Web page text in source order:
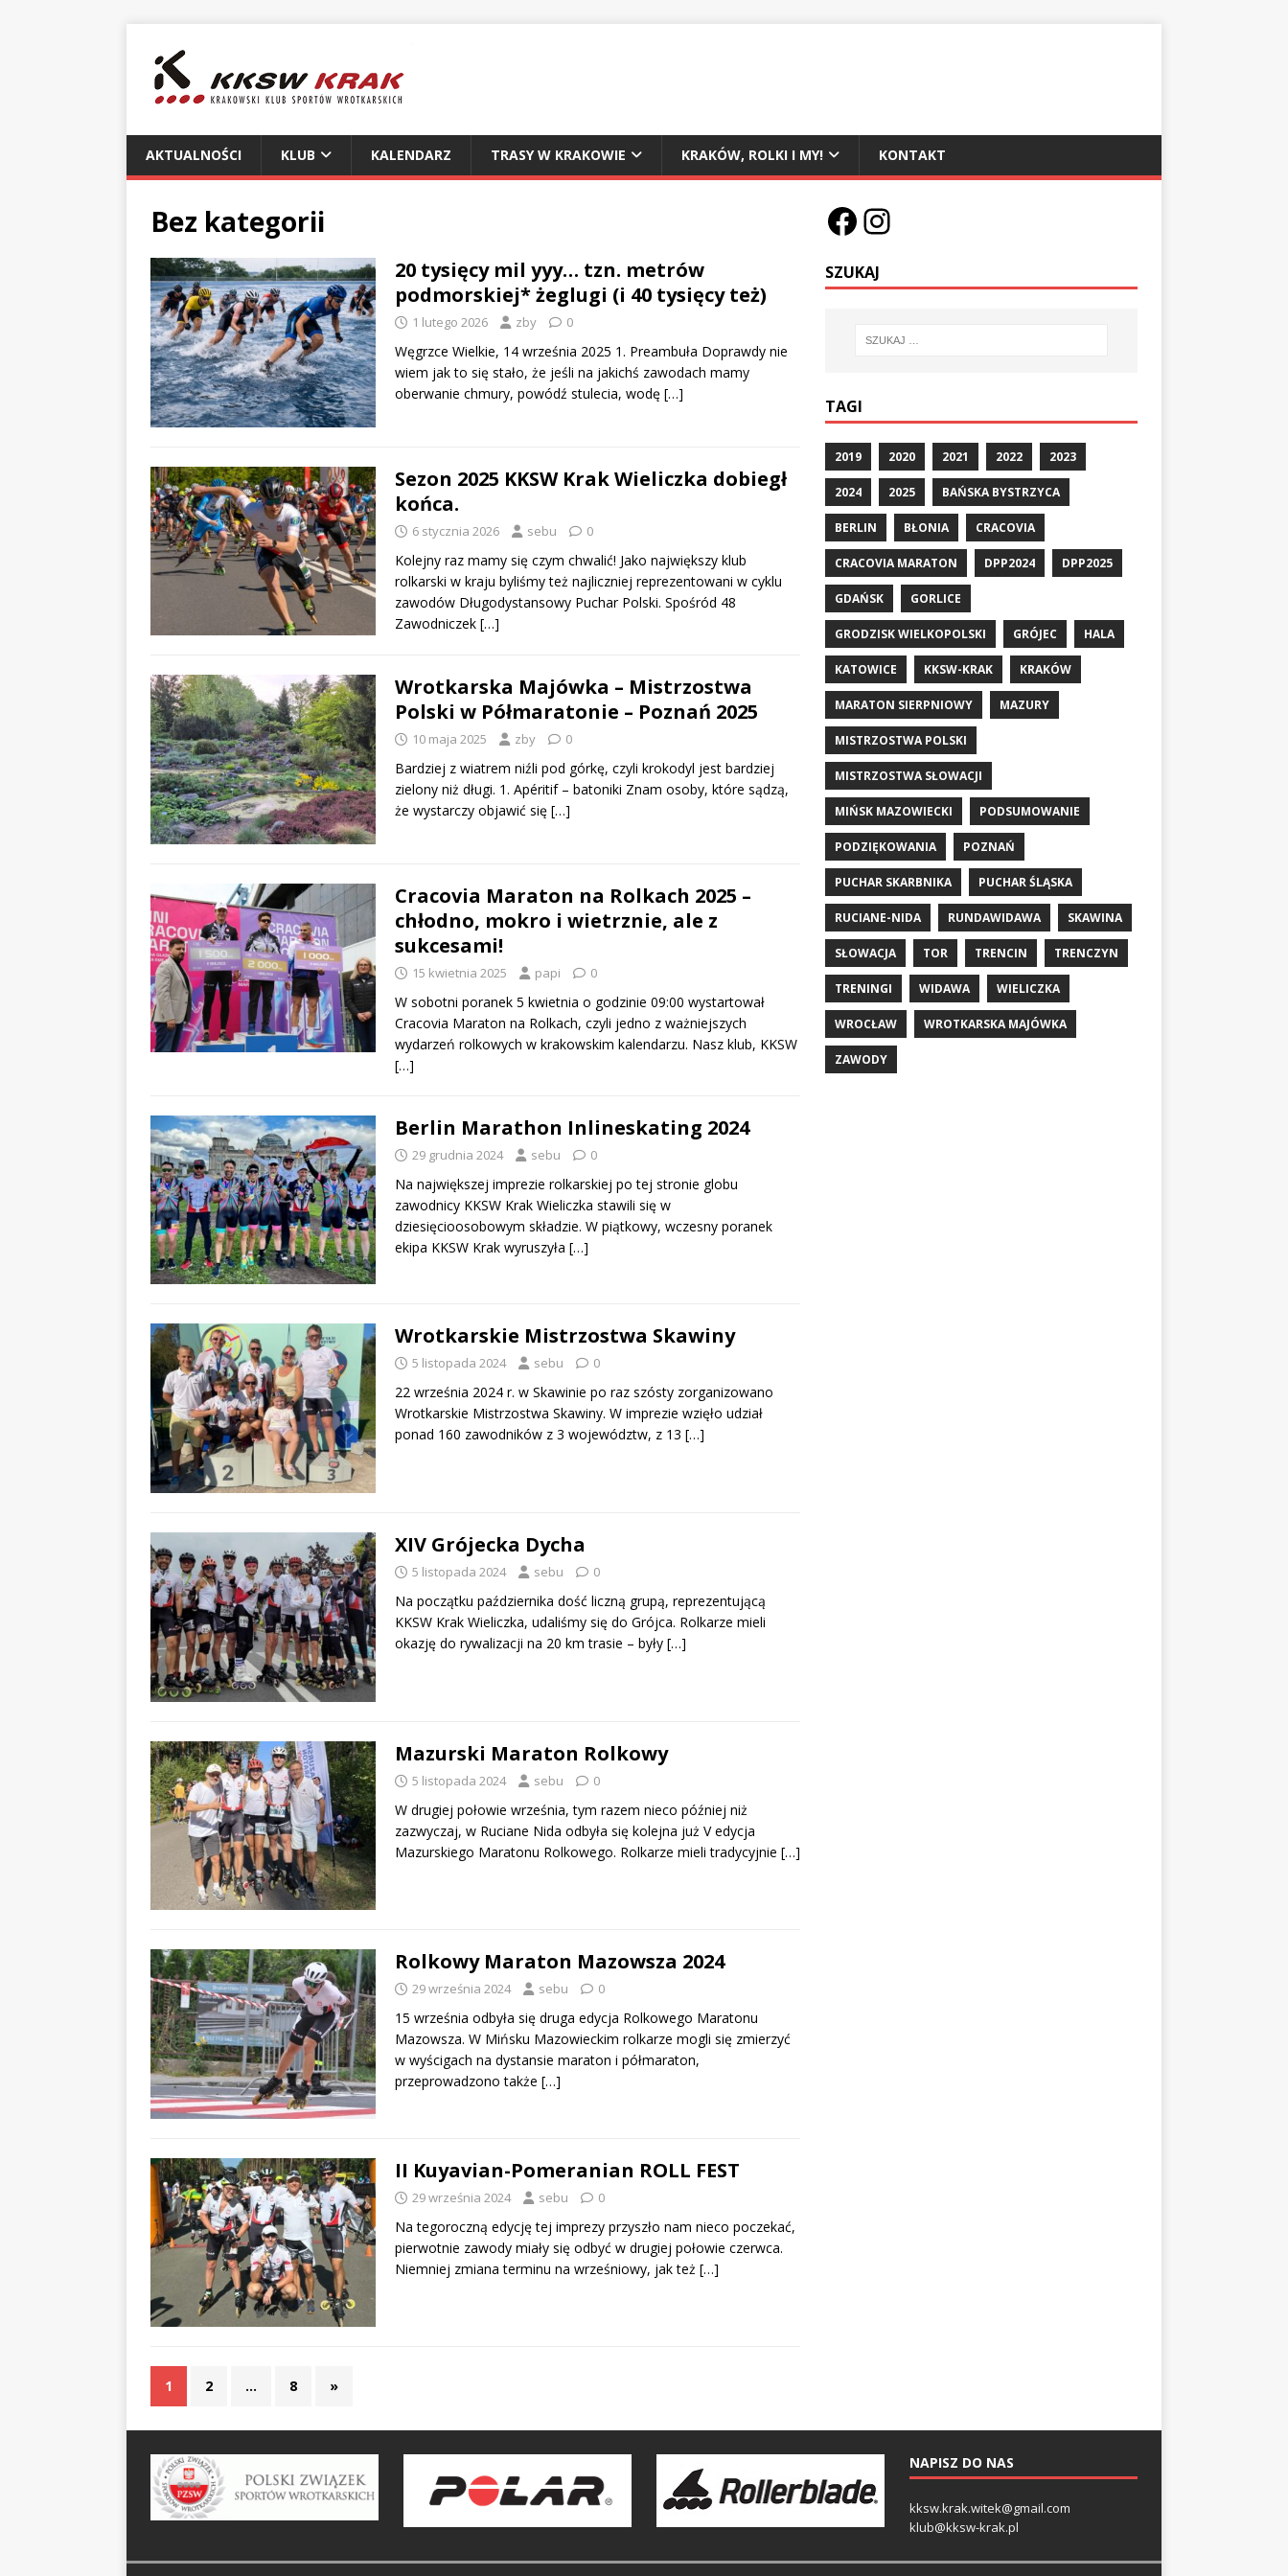
AKTUALNOŚCI KLUB KALENDARZ TRASY W KRAKOWIE KRAKÓW, ROLKI I MY! KONTAKT
Bez kategorii
20 tysięcy mil yyy… tzn. metrów
podmorskiej* żeglugi (i 40 tysięcy też)
1 lutego 2026 zby 0
Węgrzce Wielkie, 14 września 2025 1. Preambuła Doprawdy nie
wiem jak to się stało, że jeśli na jakichś zawodach mamy
oberwanie chmury, powódź stulecia, wodę […]
Sezon 2025 KKSW Krak Wieliczka dobiegł
końca.
6 stycznia 2026 sebu 0
Kolejny raz mamy się czym chwalić! Jako największy klub
rolkarski w kraju byliśmy też najliczniej reprezentowani w cyklu
zawodów Długodystansowy Puchar Polski. Spośród 48
Zawodniczek […]
Wrotkarska Majówka – Mistrzostwa
Polski w Półmaratonie – Poznań 2025
10 maja 2025 zby 0
Bardziej z wiatrem niźli pod górkę, czyli krokodyl jest bardziej
zielony niż długi. 1. Apéritif – batoniki Znam osoby, które sądzą,
że wystarczy objawić się […]
Cracovia Maraton na Rolkach 2025 –
chłodno, mokro i wietrznie, ale z
sukcesami!
15 kwietnia 2025 papi 0
W sobotni poranek 5 kwietnia o godzinie 09:00 wystartował
Cracovia Maraton na Rolkach, czyli jedno z ważniejszych
wydarzeń rolkowych w krakowskim kalendarzu. Nasz klub, KKSW
[…]
Berlin Marathon Inlineskating 2024
29 grudnia 2024 sebu 0
Na największej imprezie rolkarskiej po tej stronie globu
zawodnicy KKSW Krak Wieliczka stawili się w
dziesięcioosobowym składzie. W piątkowy, wczesny poranek
ekipa KKSW Krak wyruszyła […]
Wrotkarskie Mistrzostwa Skawiny
5 listopada 2024 sebu 0
22 września 2024 r. w Skawinie po raz szósty zorganizowano
Wrotkarskie Mistrzostwa Skawiny. W imprezie wzięło udział
ponad 160 zawodników z 3 województw, z 13 […]
XIV Grójecka Dycha
5 listopada 2024 sebu 0
Na początku października dość liczną grupą, reprezentującą
KKSW Krak Wieliczka, udaliśmy się do Grójca. Rolkarze mieli
okazję do rywalizacji na 20 km trasie – były […]
Mazurski Maraton Rolkowy
5 listopada 2024 sebu 0
W drugiej połowie września, tym razem nieco później niż
zazwyczaj, w Ruciane Nida odbyła się kolejna już V edycja
Mazurskiego Maratonu Rolkowego. Rolkarze mieli tradycyjnie […]
Rolkowy Maraton Mazowsza 2024
29 września 2024 sebu 0
15 września odbyła się druga edycja Rolkowego Maratonu
Mazowsza. W Mińsku Mazowieckim rolkarze mogli się zmierzyć
w wyścigach na dystansie maraton i półmaraton,
przeprowadzono także […]
II Kuyavian-Pomeranian ROLL FEST
29 września 2024 sebu 0
Na tegoroczną edycję tej imprezy przyszło nam nieco poczekać,
pierwotnie zawody miały się odbyć w drugiej połowie czerwca.
Niemniej zmiana terminu na wrześniowy, jak też […]
1 2 … 8 »
SZUKAJ
TAGI
2019 2020 2021 2022 2023
2024 2025 BAŃSKA BYSTRZYCA
BERLIN BŁONIA CRACOVIA
CRACOVIA MARATON DPP2024 DPP2025
GDAŃSK GORLICE
GRODZISK WIELKOPOLSKI GRÓJEC HALA
KATOWICE KKSW-KRAK KRAKÓW
MARATON SIERPNIOWY MAZURY
MISTRZOSTWA POLSKI
MISTRZOSTWA SŁOWACJI
MIŃSK MAZOWIECKI PODSUMOWANIE
PODZIĘKOWANIA POZNAŃ
PUCHAR SKARBNIKA PUCHAR ŚLĄSKA
RUCIANE-NIDA RUNDAWIDAWA SKAWINA
SŁOWACJA TOR TRENCIN TRENCZYN
TRENINGI WIDAWA WIELICZKA
WROCŁAW WROTKARSKA MAJÓWKA
ZAWODY
NAPISZ DO NAS
kksw.krak.witek@gmail.com
klub@kksw-krak.pl